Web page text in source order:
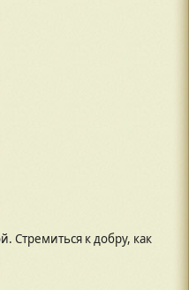
Стремиться к добру, как